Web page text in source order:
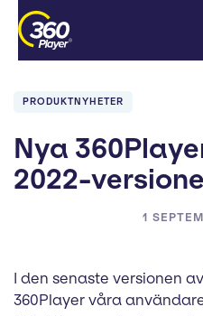
PRODUKTNYHETER
Nya
2022-
1
I den senaste versionen
360Player våra